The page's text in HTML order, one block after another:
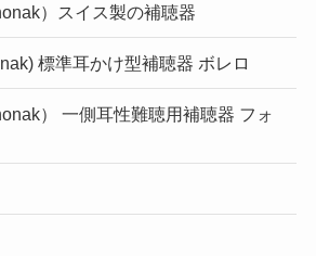
）スイス製の補聴器
標準耳かけ型補聴器 ボレロ
） 一側耳性難聴用補聴器 フォ